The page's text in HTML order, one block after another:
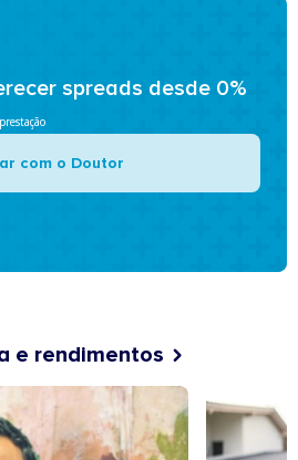
spreads desde 0%
com o Doutor
e rendimentos